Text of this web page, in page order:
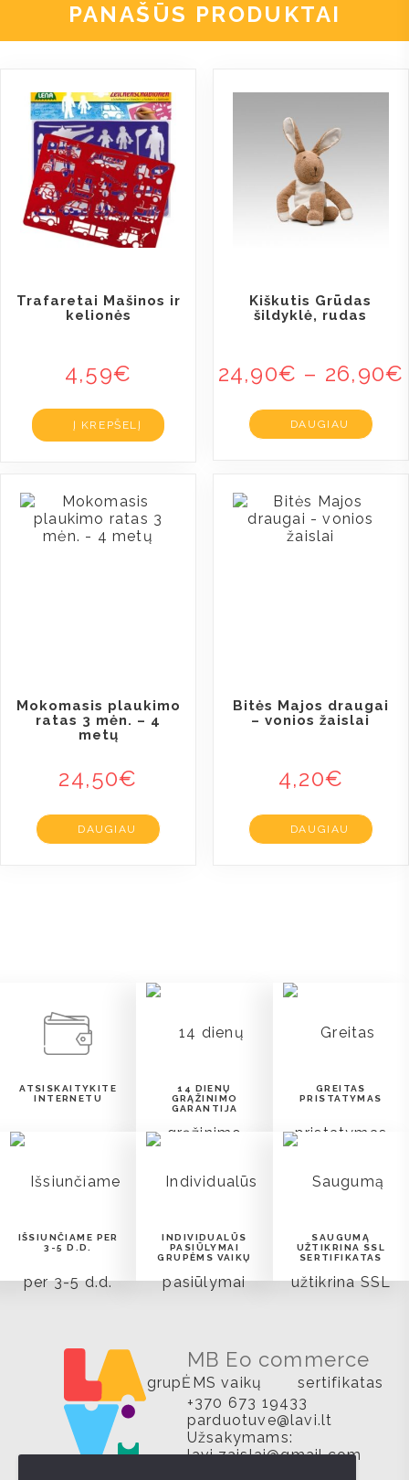
PANAŠŪS PRODUKTAI
Trafaretai Mašinos ir
kelionės
4,59€
Į KREPŠELĮ
Kiškutis Grūdas
šildyklė, rudas
24,90€ – 26,90€
DAUGIAU
Mokomasis plaukimo
ratas 3 mėn. – 4
metų
24,50€
DAUGIAU
Bitės Majos draugai
– vonios žaislai
4,20€
DAUGIAU
ATSISKAITYKITE
INTERNETU
14 DIENŲ
GRĄŽINIMO
GARANTIJA
GREITAS
PRISTATYMAS
IŠSIUNČIAME PER
3-5 D.D.
INDIVIDUALŪS
PASIŪLYMAI
GRUPĖMS VAIKŲ
SAUGUMĄ
UŽTIKRINA SSL
SERTIFIKATAS
MB Eo commerce
+370 673 19433
parduotuve@lavi.lt
Užsakymams:
lavi.zaislai@gmail.com